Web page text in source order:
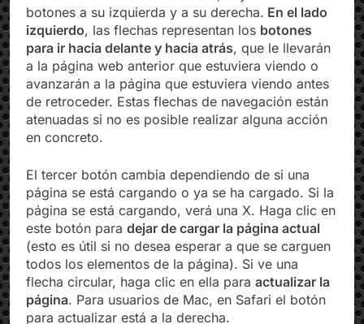
Junto a la barra de direcciones, hay varios
botones a su izquierda y a su derecha.En el lado
izquierdo, las flechas representan losbotones
para ir hacia delante y hacia atrás, que le llevarán
a la página web anterior que estuviera viendo o
avanzarán a la página que estuviera viendo antes
de retroceder. Estas flechas de navegación están
atenuadas si no es posible realizar alguna acción
El tercer botón cambia dependiendo de si una
página se está cargando o ya se ha cargado. Si la
página se está cargando, verá una X. Haga clic en
este botón paradejar de cargar la página actual
(esto es útil si no desea esperar a que se carguen
todos los elementos de la página). Si ve una
flecha circular, haga clic en ella paraactualizar la
página. Para usuarios de Mac, en Safari el botón